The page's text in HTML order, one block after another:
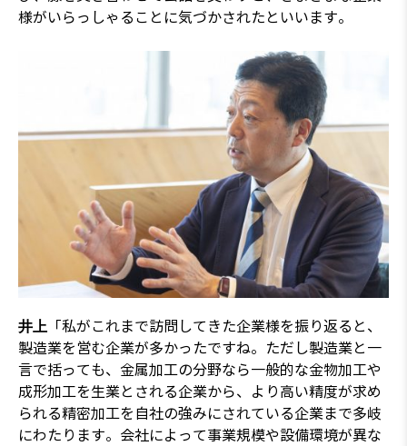
様がいらっしゃることに気づかされたといいます。
井上
「私がこれまで訪問してきた企業様を振り返ると、
製造業を営む企業が多かったですね。ただし製造業と一
言で括っても、金属加工の分野なら一般的な金物加工や
成形加工を生業とされる企業から、より高い精度が求め
られる精密加工を自社の強みにされている企業まで多岐
にわたります。会社によって事業規模や設備環境が異な